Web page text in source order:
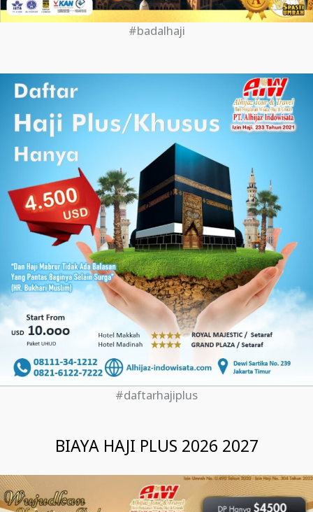
#badalhaji
#daftarhajiplus
BIAYA HAJI PLUS 2026 2027